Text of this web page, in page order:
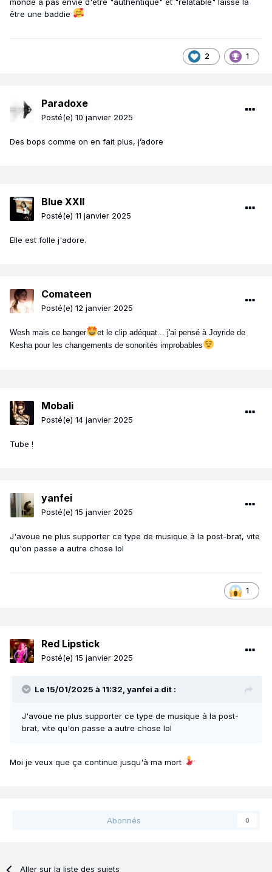
être une baddie
2 1
Paradoxe
Posté(e) 10 janvier 2025
Des bops comme on en fait plus, j’adore
Blue XXII
Posté(e) 11 janvier 2025
Elle est folle j'adore.
Comateen
Posté(e) 12 janvier 2025
Wesh mais ce banger
et le clip adéquat... j'ai pensé à Joyride de
Kesha pour les changements de sonorités improbables
Mobali
Posté(e) 14 janvier 2025
Tube !
yanfei
Posté(e) 15 janvier 2025
J'avoue ne plus supporter ce type de musique à la post-brat, vite
qu'on passe a autre chose lol
1
Red Lipstick
Posté(e) 15 janvier 2025
Le 15/01/2025 à 11:32, yanfei a dit :
J'avoue ne plus supporter ce type de musique à la post-
brat, vite qu'on passe a autre chose lol
Moi je veux que ça continue jusqu'à ma mort
Abonnés 0
Aller sur la liste des sujets